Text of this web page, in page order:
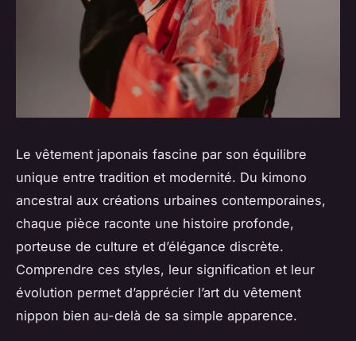
Le vêtement japonais fascine par son équilibre
unique entre tradition et modernité. Du kimono
ancestral aux créations urbaines contemporaines,
chaque pièce raconte une histoire profonde,
porteuse de culture et d’élégance discrète.
Comprendre ces styles, leur signification et leur
évolution permet d’apprécier l’art du vêtement
nippon bien au-delà de sa simple apparence.